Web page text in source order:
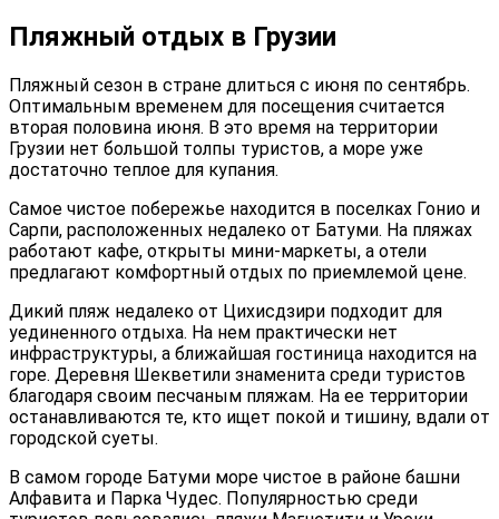
Пляжный отдых в Грузии
Пляжный сезон в стране длиться с июня по сентябрь.
Оптимальным временем для посещения считается
вторая половина июня. В это время на территории
Грузии нет большой толпы туристов, а море уже
достаточно теплое для купания.
Самое чистое побережье находится в поселках Гонио и
Сарпи, расположенных недалеко от Батуми. На пляжах
работают кафе, открыты мини-маркеты, а отели
предлагают комфортный отдых по приемлемой цене.
Дикий пляж недалеко от Цихисдзири подходит для
уединенного отдыха. На нем практически нет
инфраструктуры, а ближайшая гостиница находится на
горе. Деревня Шекветили знаменита среди туристов
благодаря своим песчаным пляжам. На ее территории
останавливаются те, кто ищет покой и тишину, вдали от
городской суеты.
В самом городе Батуми море чистое в районе башни
Алфавита и Парка Чудес. Популярностью среди